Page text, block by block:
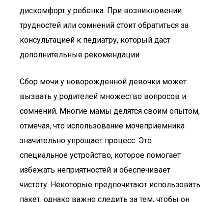
дискомфорт у ребенка. При возникновении
трудностей или сомнений стоит обратиться за
консультацией к педиатру, который даст
дополнительные рекомендации.
Сбор мочи у новорожденной девочки может
вызвать у родителей множество вопросов и
сомнений. Многие мамы делятся своим опытом,
отмечая, что использование мочеприемника
значительно упрощает процесс. Это
специальное устройство, которое помогает
избежать неприятностей и обеспечивает
чистоту. Некоторые предпочитают использовать
пакет, однако важно следить за тем, чтобы он